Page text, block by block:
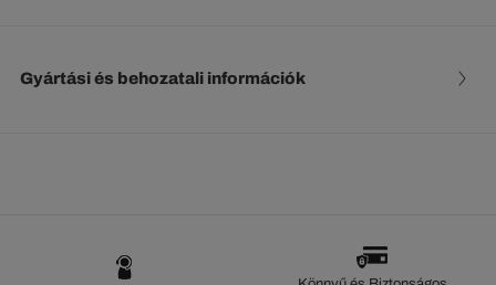
Gyártási és behozatali információk